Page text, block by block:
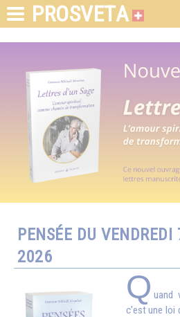
PROSVETA
PENSÉE DU VENDREDI
2026
Q uand
c'est une loi